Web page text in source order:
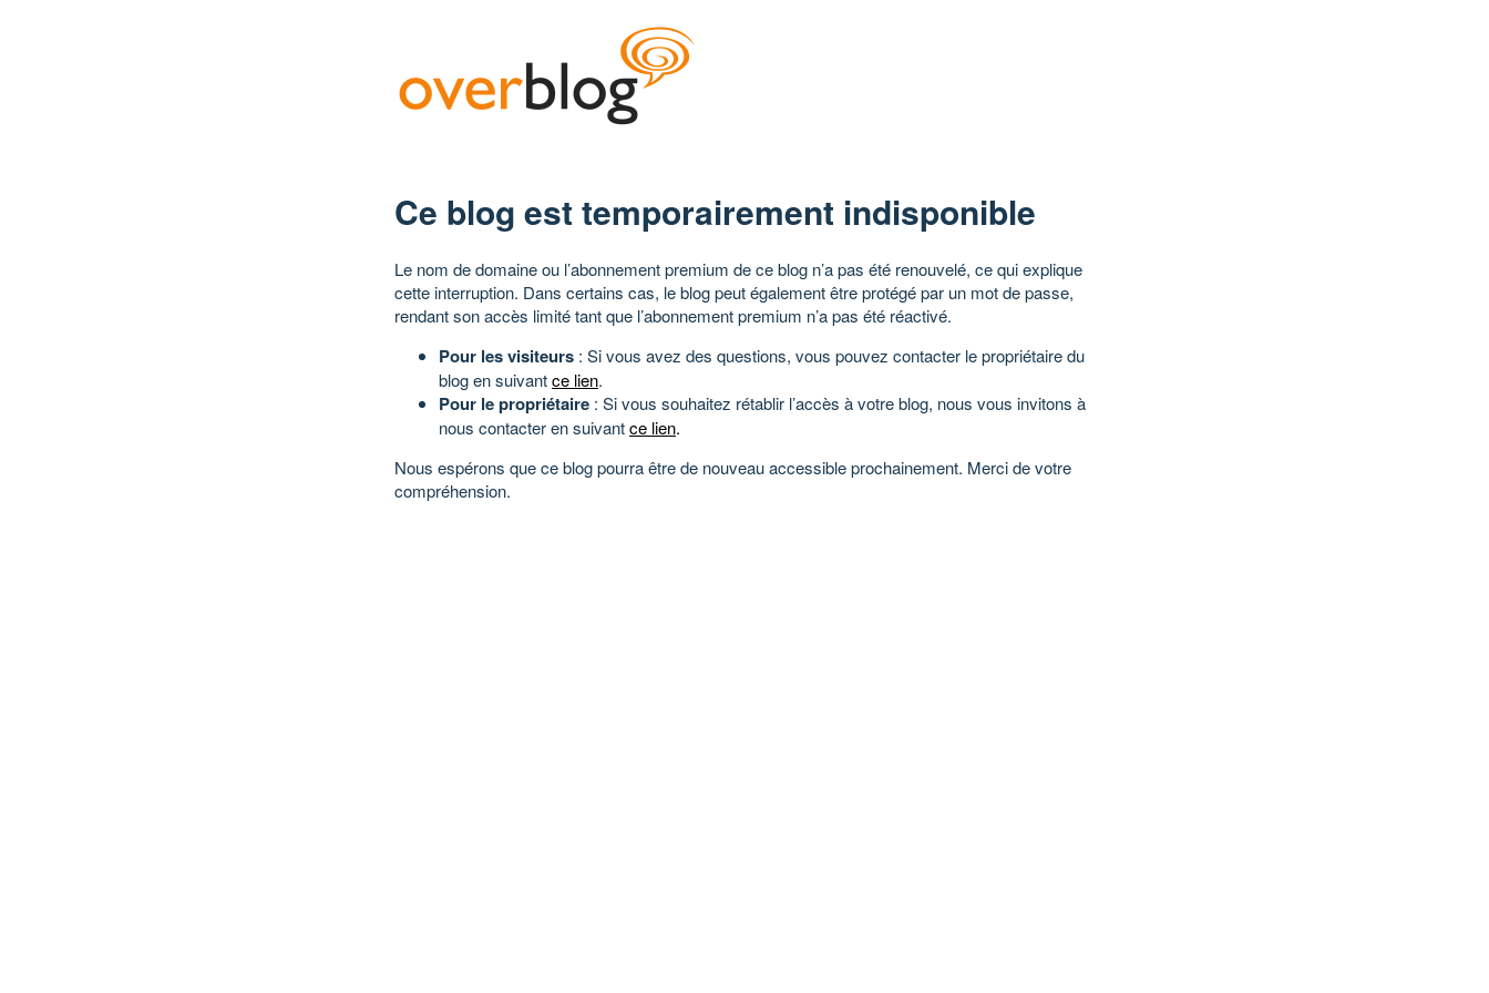
Ce blog est temporairement indisponible
Le nom de domaine ou l’abonnement premium de ce blog n’a pas été renouvelé, ce qui explique
cette interruption. Dans certains cas, le blog peut également être protégé par un mot de passe,
rendant son accès limité tant que l’abonnement premium n’a pas été réactivé.
Pour les visiteurs : Si vous avez des questions, vous pouvez contacter le propriétaire du
blog en suivantce lien.
Pour le propriétaire : Si vous souhaitez rétablir l’accès à votre blog, nous vous invitons à
nous contacter en suivantce lien.
Nous espérons que ce blog pourra être de nouveau accessible prochainement. Merci de votre
compréhension.